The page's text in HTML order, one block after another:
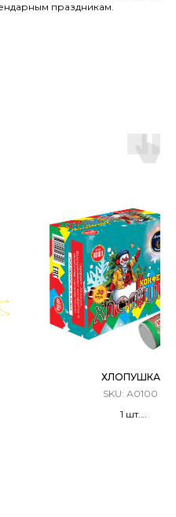
праздникам.
ХЛОПУШКА
SKU: А0100
1 шт.